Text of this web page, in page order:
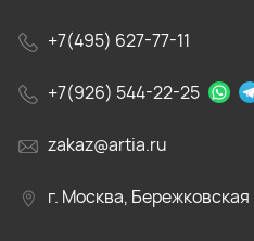
+7(495) 627-77-11
+7(926) 544-22-25
zakaz@artia.ru
г. Москва, Бережковская